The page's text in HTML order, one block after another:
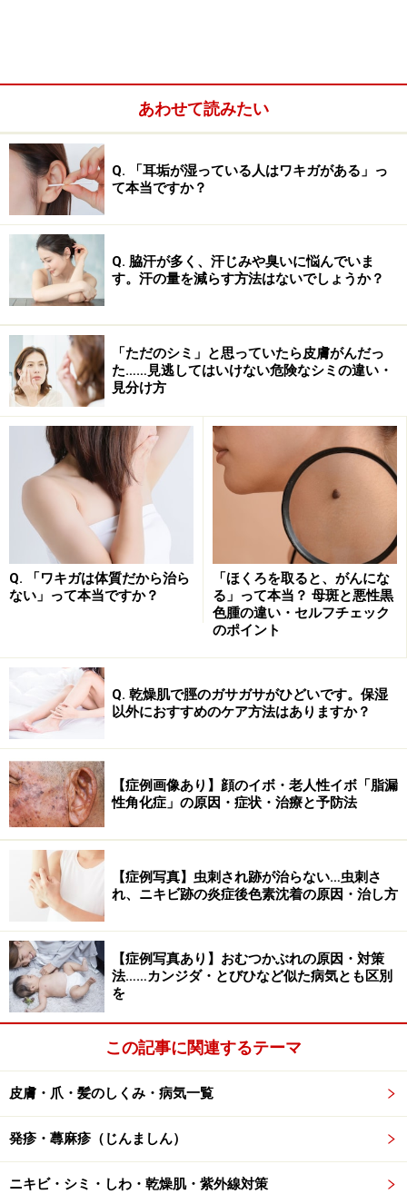
湯たんぽ、カイロ、電気毛布、電気あんか、電気コタ
ツ、フットウオーマー、ホットカーペット、床暖房など
の各種暖房器具、また暖かいトイレの便座や肩凝り用発
熱シートなどによる報告もあります。
低温やけどはどんな時に起こる？
通常「熱い」と感じると、熱源から遠ざかろうとしま
す。しかし、何らかの理由により「熱い」と感じる知覚
が低下している場合や、「熱い」と感じても思うように
そこから体が動かせない場合などは特に注意が必要で
す。具体的には飲酒や薬物、過労などで熟睡していた
り、体が不自由な方、寝返りが出来ない乳児、ご高齢の
方、糖尿病、その他知覚運動障害などがある場合です。
また、糖尿病や閉塞性動脈硬化症、下肢静脈瘤など足の
血流が悪い状態、ステロイド内服治療中など、キズが治
りにくい方もさらに気をつけて頂きたいと思います。
低温やけど 下腿
あわせて読みたい
Q. 「耳垢が湿っている人はワキガがある」っ
て本当ですか？
Q. 脇汗が多く、汗じみや臭いに悩んでいま
す。汗の量を減らす方法はないでしょうか？
「ただのシミ」と思っていたら皮膚がんだっ
た……見逃してはいけない危険なシミの違い・
見分け方
Q. 「ワキガは体質だから治ら
ない」って本当ですか？
「ほくろを取ると、がんにな
る」って本当？ 母斑と悪性黒
色腫の違い・セルフチェック
のポイント
Q. 乾燥肌で脛のガサガサがひどいです。保湿
以外におすすめのケア方法はありますか？
【症例画像あり】顔のイボ・老人性イボ「脂漏
性角化症」の原因・症状・治療と予防法
【症例写真】虫刺され跡が治らない…虫刺さ
れ、ニキビ跡の炎症後色素沈着の原因・治し方
【症例写真あり】おむつかぶれの原因・対策
法……カンジダ・とびひなど似た病気とも区別
を
この記事に関連するテーマ
皮膚・爪・髪のしくみ・病気一覧
発疹・蕁麻疹（じんましん）
ニキビ・シミ・しわ・乾燥肌・紫外線対策